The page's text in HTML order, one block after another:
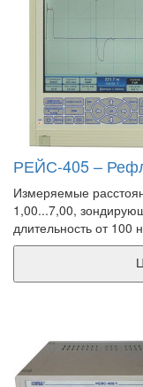
РЕЙС-405 –
Измеряемые
1,00...7,00,
длительность от 100